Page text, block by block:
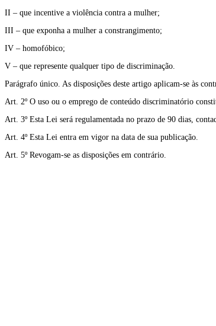
II – que incentive a violência contra a mulher;
III – que exponha a mulher a constrangimento;
IV – homofóbico;
V – que represente qualquer tipo de discriminação.
Parágrafo único. As disposições deste artigo aplicam-se às
Art. 2º O uso ou o emprego de conteúdo discriminatório
Art. 3º Esta Lei será regulamentada no prazo de 90 dias,
Art. 4º Esta Lei entra em vigor na data de sua publicação.
Art. 5º Revogam-se as disposições em contrário.